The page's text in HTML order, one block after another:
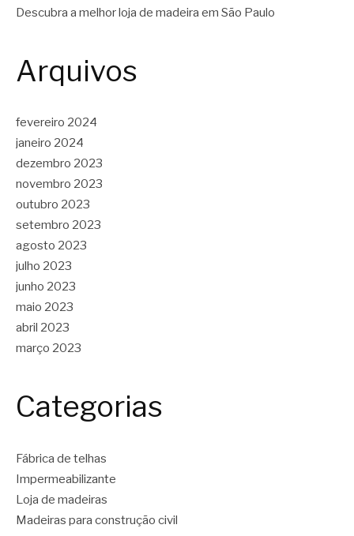
Descubra a melhor loja de madeira em São Paulo
Arquivos
fevereiro 2024
janeiro 2024
dezembro 2023
novembro 2023
outubro 2023
setembro 2023
agosto 2023
julho 2023
junho 2023
maio 2023
abril 2023
março 2023
Categorias
Fábrica de telhas
Impermeabilizante
Loja de madeiras
Madeiras para construção civil